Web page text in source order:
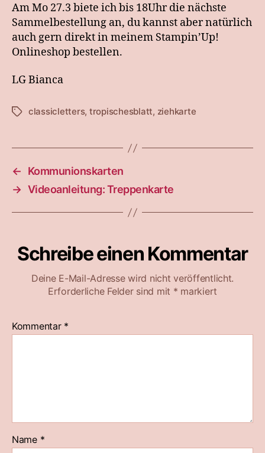
Am Mo 27.3 biete ich bis 18Uhr die nächste
Sammelbestellung an, du kannst aber natürlich
auch gern direkt in meinem Stampin’Up!
Onlineshop bestellen.
LG Bianca
Schlagwörter
classicletters, tropischesblatt, ziehkarte
←
Kommunionskarten
→ Videoanleitung: Treppenkarte
Schreibe einen Kommentar
Deine E-Mail-Adresse wird nicht veröffentlicht.
Erforderliche Felder sind mit * markiert
Kommentar *
Name *